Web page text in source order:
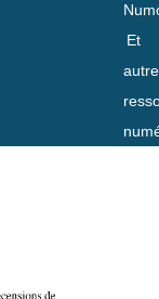
Et